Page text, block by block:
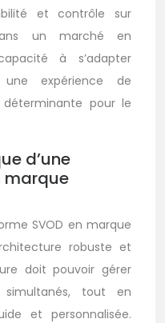
et contrôle sur
un marché en
à s’adapter
expérience de
pour le
d’une
marque
SVOD en marque
robuste et
doit pouvoir gérer
simultanés, tout en
et personnalisée.